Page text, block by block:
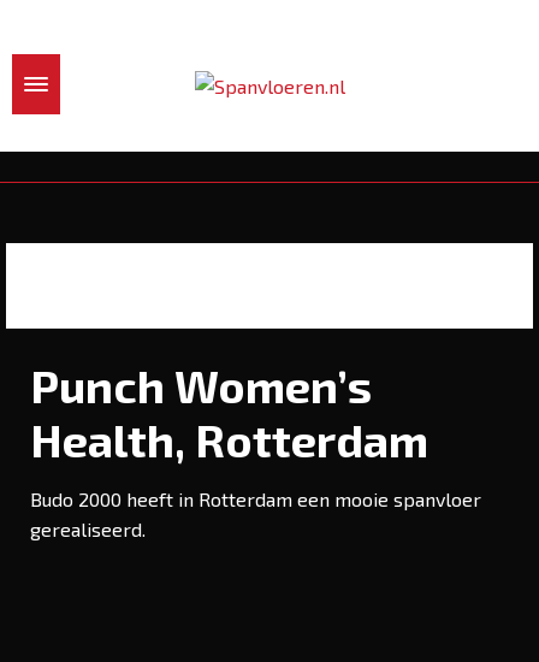
Punch Women’s
Health, Rotterdam
Budo 2000 heeft in Rotterdam een mooie spanvloer
gerealiseerd.